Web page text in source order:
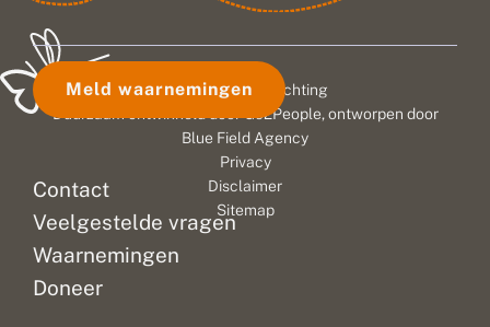
Contact
Veelgestelde vragen
Waarnemingen
Doneer
Meld waarnemingen
© 2026 Vlinderstichting
Duurzaam ontwikkeld door
Go2People, ontworpen door
Blue Field Agency
Privacy
Disclaimer
Sitemap